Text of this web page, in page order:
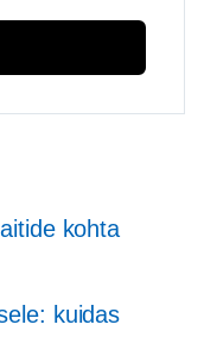
kohta
kuidas